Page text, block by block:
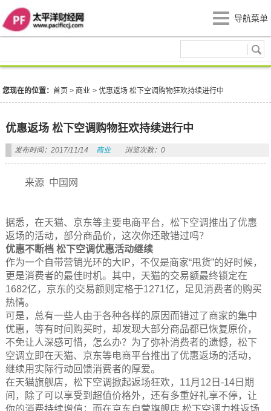
导航菜单
您现在的位置：首页 > 商业 >优惠返场 松下空调购物狂欢持续进行中
优惠返场 松下空调购物狂欢持续进行中
发布时间：2017/11/14 商业 浏览次数：0
来源 中国网
据悉，在天猫、京东等主要电商平台，松下空调推出了优惠
返场的活动，部分商品价，这次你还敢错过吗？
优惠不断档 松下空调优惠活动继续
作为一个自带营销光环的大IP，不仅是商家“甩货”的好时候，
更是消费者的最佳时机。其中，天猫的交易额最终锁定在
1682亿，京东的交易额则定格于1271亿，足见消费者的购买
热情。
可是，总有一些人由于各种各样的原因而错过了商家的集中
优惠，等有时间购买时，却发现大部分商品都已恢复原价，
不免让人深感可惜，怎么办？为了弥补消费者的遗憾，松下
空调立即在天猫、京东等电商平台推出了优惠返场的活动，
继续用实际行动回馈消费者的厚爱。
在天猫旗舰店，松下空调掀起返场狂欢，11月12日-14日期
间，除了可以享受到超值价格外，还有多重好礼享不停，让
你的消费持续增值；而在京东自营旗舰店 松下空调力推返场